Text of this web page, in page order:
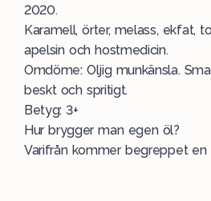
2020.
Karamell, örter, melass, ekfat,
apelsin och hostmedicin.
Omdöme: Oljig munkänsla.
beskt och spritigt.
Betyg: 3+
Hur brygger man egen öl?
Varifrån kommer begreppet en